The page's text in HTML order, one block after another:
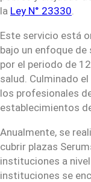
la Ley N° 23330
Este servicio está
bajo un enfoque
por el periodo de
salud. Culminado
los profesionales
establecimientos
Anualmente, se
cubrir plazas
instituciones a
instituciones se